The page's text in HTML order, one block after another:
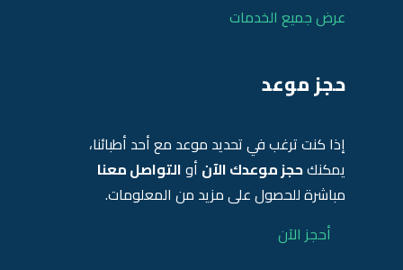
عرض جميع الخدمات
حجز موعد
إذا كنت ترغب في تحديد موعد مع أحد أطبائنا،
يمكنكحجز موعدك الآن أوالتواصل معنا
مباشرة للحصول على مزيد من المعلومات.
أحجز الآن